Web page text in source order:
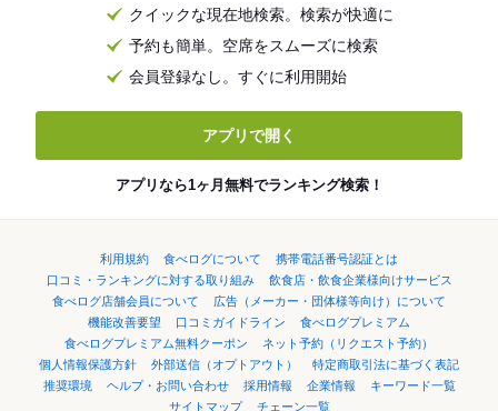
クイックな現在地検索。検索が快適に
予約も簡単。空席をスムーズに検索
会員登録なし。すぐに利用開始
アプリで開く
アプリなら1ヶ月無料でランキング検索！
利用規約 食べログについて
携帯電話番号認証とは
口コミ・ランキングに対する取り組み
飲食店・飲食企業様向けサービス
食べログ店舗会員について
広告（メーカー・団体様等向け）について
機能改善要望
口コミガイドライン
食べログプレミアム
食べログプレミアム無料クーポン
ネット予約（リクエスト予約）
個人情報保護方針
外部送信（オプトアウト）
特定商取引法に基づく表記
推奨環境
ヘルプ・お問い合わせ 採用情報 企業情報
キーワード一覧
サイトマップ
チェーン一覧